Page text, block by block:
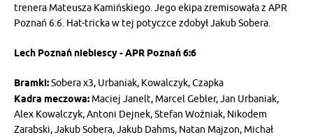
trenera Mateusza Kamińskiego. Jego ekipa zremisowała z APR
Poznań 6:6. Hat-tricka w tej potyczce zdobył Jakub Sobera.
Lech Poznań niebiescy - APR Poznań 6:6
Bramki:Sobera x3, Urbaniak, Kowalczyk, Czapka
Kadra meczowa: Maciej Janelt, Marcel Gebler, Jan Urbaniak,
Alex Kowalczyk, Antoni Dejnek, Stefan Woźniak, Nikodem
Zarabski, Jakub Sobera, Jakub Dahms, Natan Majzon, Michał